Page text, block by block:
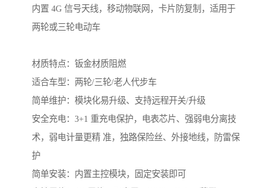
内置 4G 信号天线，移动物联网，卡片防复制，适用于
两轮或三轮电动车
材质特点：钣金材质阻燃
适合车型：两轮/三轮/老人代步车
简单维护：模块化易升级、支持远程开关/升级
安全充电：3+1 重充电保护，电表芯片、强弱电分离技
术，弱电计量更精 准，独路保险丝、外接地线，防雷保
护
简单安装：内置主控模块，固定安装即可